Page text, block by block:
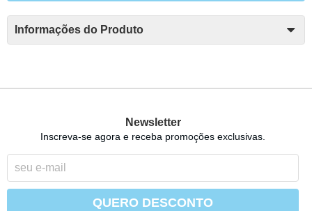
Informações do Produto
Newsletter
Inscreva-se agora e receba promoções exclusivas.
QUERO DESCONTO